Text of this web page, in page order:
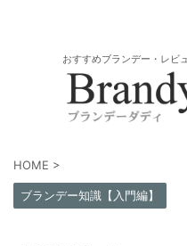
おすすめブランデー・レビ
HOME >
ブランデー知識【入門編】